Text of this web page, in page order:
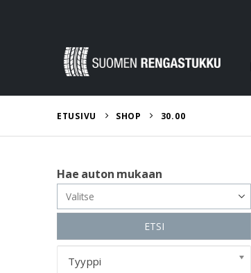
ETUSIVU SHOP 30.00
Hae auton mukaan
ETSI
Tyyppi